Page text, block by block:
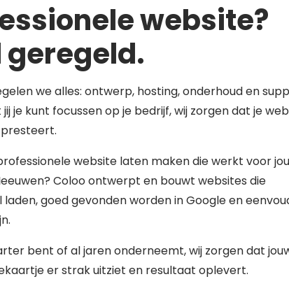
website?
geregeld.
we alles: ontwerp, hosting, onderhoud en
je kunt focussen op je bedrijf, wij zorgen dat je
website laten maken die werkt voor
Coloo ontwerpt en bouwt websites die
laden, goed gevonden worden in Google en
bent of al jaren onderneemt, wij zorgen dat
er strak uitziet en resultaat oplevert.